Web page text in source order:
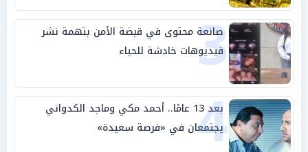
3
صانعة محتوى في قبضة الأمن بتهمة نشر
فيديوهات خادشة للحياء
4 بعد 13 عامًا.. أحمد مكي وماجد الكدواني
يجتمعان في «فرصة سعيدة»